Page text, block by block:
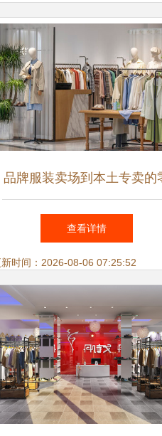
品牌服装卖场到本土专卖的
售策略 线上转型、陈列优化
与体验服务
查看详情
时间：2026-08-06 07:25:52